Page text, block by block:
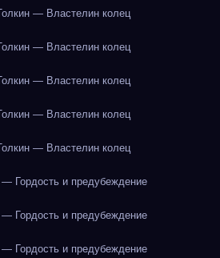
— Властелин колец
— Властелин колец
— Властелин колец
— Властелин колец
— Властелин колец
Гордость и предубеждение
Гордость и предубеждение
Гордость и предубеждение